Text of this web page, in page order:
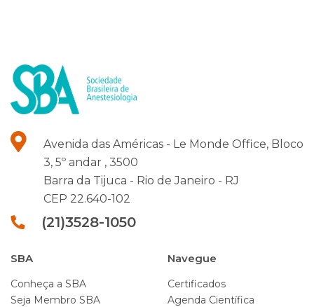
Avenida das Américas - Le Monde Office, Bloco
3, 5º andar , 3500
Barra da Tijuca - Rio de Janeiro - RJ
CEP 22.640-102
(21)3528-1050
SBA
Conheça a SBA
Seja Membro SBA
Navegue
Certificados
Agenda Científica